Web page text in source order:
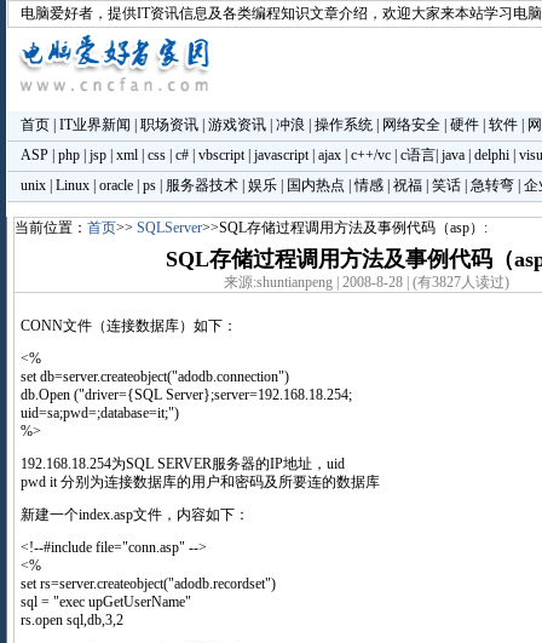
电脑爱好者 ，提供IT资讯信息及各类编程知识文章介绍，欢迎大家来本站学习电
首页| IT业界新闻 职场资讯| 游戏资讯| 冲浪 操作系统| 网络安全| 硬件| 软件|
ASP| php| jsp| xml| css| c#| vbscript| javascript| ajax| c++/vc| c语言| java| delphi|
unix| Linux| oracle| ps| 服务器技术| 娱乐| 国内热点 |情感| 祝福| 笑话| 急转弯| 企
当前位置： 首页>> SQLServer>>SQL存储过程调用方法及事例代码（asp）:
SQL存储过程调用方法及事例代码（
来源:shuntianpeng | 2008-8-28 | (有3827人读过)
CONN文件（连接数据库）如下：
<%
set db=server.createobject("adodb.connection")
db.Open ("driver={SQL Server};server=192.168.18.254;
uid=sa;pwd=;database=it;")
%>
192.168.18.254为SQL SERVER服务器的IP地址，uid
pwd it 分别为连接数据库的用户和密码及所要连的数据库
新建一个index.asp文件，内容如下：
<!--#include file="conn.asp" -->
<%
set rs=server.createobject("adodb.recordset")
sql = "exec upGetUserName"
rs.open sql,db,3,2